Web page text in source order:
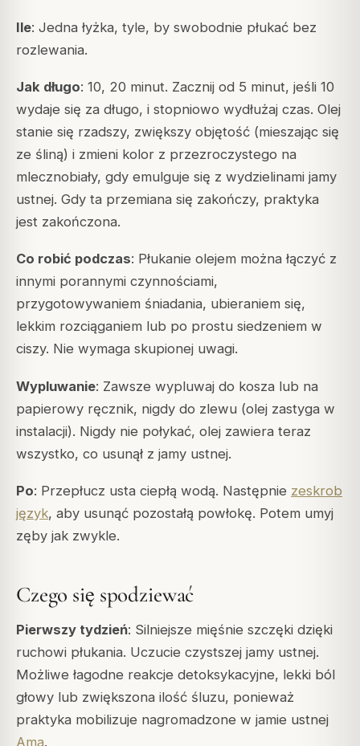
Ile: Jedna łyżka, tyle, by swobodnie płukać bez
rozlewania.
Jak długo: 10, 20 minut. Zacznij od 5 minut, jeśli 10
wydaje się za długo, i stopniowo wydłużaj czas. Olej
stanie się rzadszy, zwiększy objętość (mieszając się
ze śliną) i zmieni kolor z przezroczystego na
mlecznobiały, gdy emulguje się z wydzielinami jamy
ustnej. Gdy ta przemiana się zakończy, praktyka
jest zakończona.
Co robić podczas: Płukanie olejem można łączyć z
innymi porannymi czynnościami,
przygotowywaniem śniadania, ubieraniem się,
lekkim rozciąganiem lub po prostu siedzeniem w
ciszy. Nie wymaga skupionej uwagi.
Wypluwanie: Zawsze wypluwaj do kosza lub na
papierowy ręcznik, nigdy do zlewu (olej zastyga w
instalacji). Nigdy nie połykać, olej zawiera teraz
wszystko, co usunął z jamy ustnej.
Po: Przepłucz usta ciepłą wodą. Następnie zeskrob
język, aby usunąć pozostałą powłokę. Potem umyj
zęby jak zwykle.
Czego się spodziewać
Pierwszy tydzień: Silniejsze mięśnie szczęki dzięki
ruchowi płukania. Uczucie czystszej jamy ustnej.
Możliwe łagodne reakcje detoksykacyjne, lekki ból
głowy lub zwiększona ilość śluzu, ponieważ
praktyka mobilizuje nagromadzone w jamie ustnej
Ama.